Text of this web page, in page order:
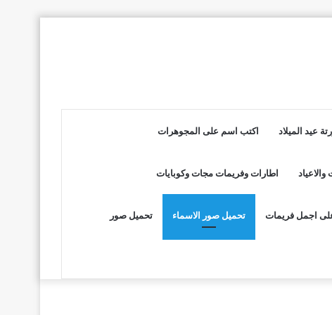
عيد الميلاد اكتب اسم على المجوهرات
اطارات وفريمات مجات وكوبايات
اجمل فريمات تحميل صور الاسماء تحميل صور